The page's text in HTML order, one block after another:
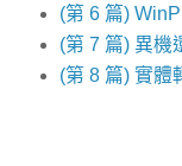
(第 6 篇)
(第 7 篇) 異機
(第 8 篇) 實體